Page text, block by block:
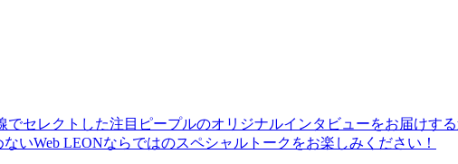
セレクトした注目ピープルのオリジナルインタビューをお届けす
いWeb LEONならではのスペシャルトークをお楽しみください！